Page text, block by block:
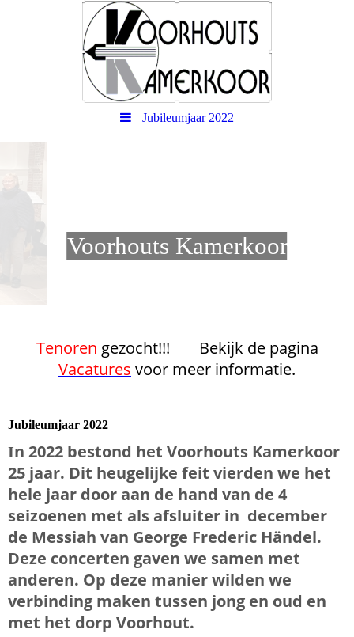
Jubileumjaar 2022
Voorhouts Kamerkoor
Tenoren gezocht!!!
Bekijk de pagina
Vacatures voor meer informatie.
Jubileumjaar 2022
In 2022 bestond het Voorhouts Kamerkoor
25 jaar. Dit heugelijke feit vierden we het
hele jaar door aan de hand van de 4
seizoenen met als afsluiter in december
de Messiah van George Frederic Händel.
Deze concerten gaven we samen met
anderen. Op deze manier wilden we
verbinding maken tussen jong en oud en
met het dorp Voorhout.